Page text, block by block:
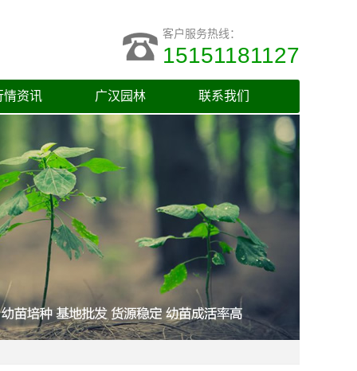
客户服务热线：
15151181127
情资讯 广汉园林 联系我们